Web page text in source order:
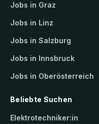
Jobs in Graz
Jobs in Linz
Jobs in Salzburg
Jobs in Innsbruck
Jobs in Oberösterreich
Beliebte Suchen
Elektrotechniker:in